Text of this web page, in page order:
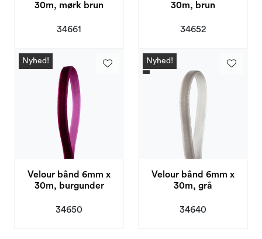
30m, mørk brun
34661
30m, brun
34652
Nyhed!
Velour bånd 6mm x
30m, burgunder
34650
Nyhed!
Velour bånd 6mm x
30m, grå
34640